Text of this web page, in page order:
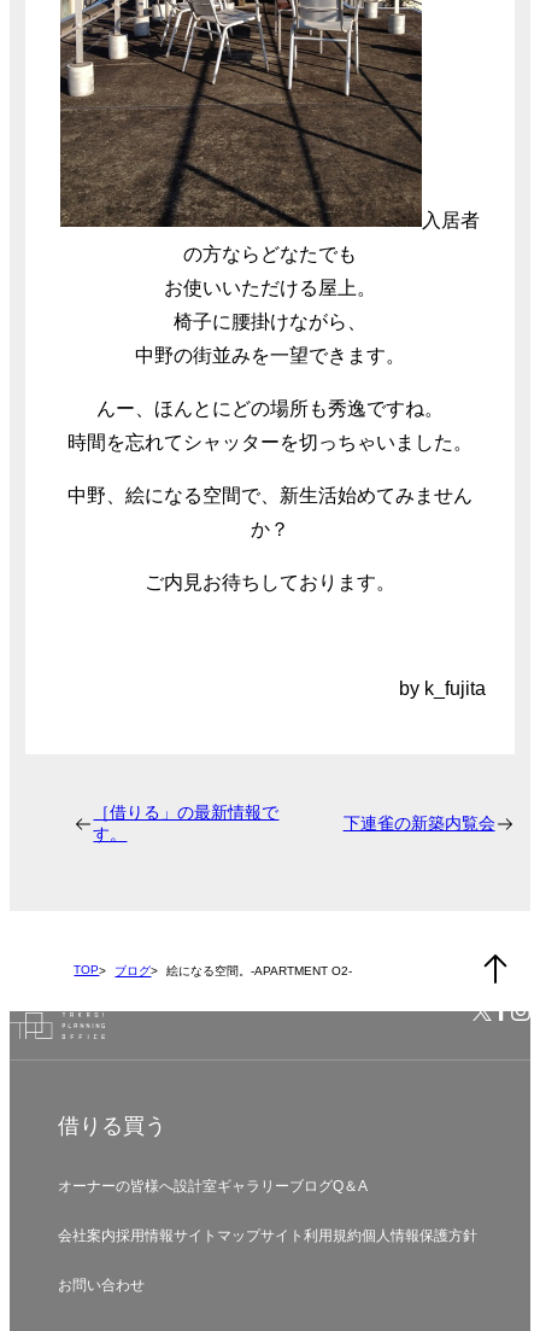
入居者
の方ならどなたでも
お使いいただける屋上。
椅子に腰掛けながら、
中野の街並みを一望できます。
んー、ほんとにどの場所も秀逸ですね。
時間を忘れてシャッターを切っちゃいました。
中野、絵になる空間で、新生活始めてみません
か？
ご内見お待ちしております。
by k_fujita
［借りる」の最新情報で
す。
下連雀の新築内覧会
TOP ブログ 絵になる空間。-APARTMENT O2-
借りる 買う
オーナーの皆様へ設計室ギャラリーブログQ＆A
会社案内採用情報サイトマップサイト利用規約個人情報保護方針
お問い合わせ